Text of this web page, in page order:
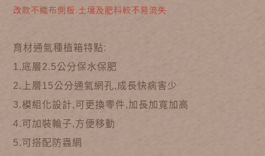
改款不織布側板:土壤及肥料較不易流失
育材通氣種植箱特點:
1.底層2.5公分保水保肥
2.上層15公分通氣網孔,成長快病害少
3.模組化設計,可更換零件,加長加寬加高
4.可加裝輪子,方便移動
5.可搭配防蟲網